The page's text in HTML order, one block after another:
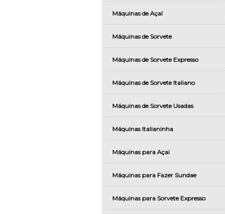
Máquinas de Açaí
Máquinas de Sorvete
Máquinas de Sorvete Expresso
Máquinas de Sorvete Italiano
Máquinas de Sorvete Usadas
Máquinas Italianinha
Máquinas para Açai
Máquinas para Fazer Sundae
Máquinas para Sorvete Expresso